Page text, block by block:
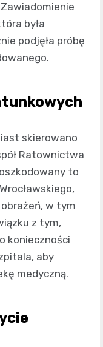
była
podjęła próbę
skierowano
Ratownictwa
to
w tym
z tym,
konieczności
aby
medyczną.